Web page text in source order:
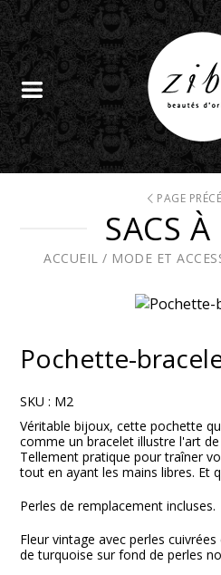
PAGE
SACS
ACCUEIL / MODE ET
Pochette-
SKU : M2
Véritable bijoux, cette pochette
comme un bracelet illustre l'art
Tellement pratique pour traîner
tout en ayant les mains libres. Et
Perles de remplacement incluses.
Fleur vintage avec perles
de turquoise sur fond de perles